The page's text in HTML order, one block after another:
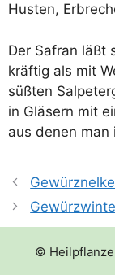
Hus­ten,
Der Safran läßt
kräf­tig als mit
süß­ten
in Glä­sern mit
aus denen man
©